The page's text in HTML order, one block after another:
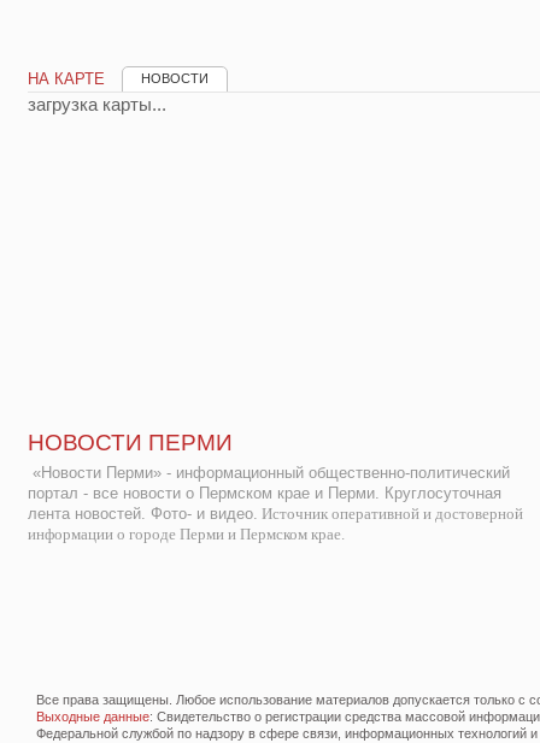
НА КАРТЕ НОВОСТИ
загрузка карты...
НОВОСТИ ПЕРМИ
«Новости Перми» - информационный общественно-политический
портал - все новости о Пермском крае и Перми. Круглосуточная
лента новостей. Фото- и видео. Источник оперативной и достоверной
информации о городе Перми и Пермском крае.
Все права защищены. Любое использование материалов допускается только с
Выходные данные: Свидетельство о регистрации средства массовой
Федеральной службой по надзору в сфере связи, информационных технологий